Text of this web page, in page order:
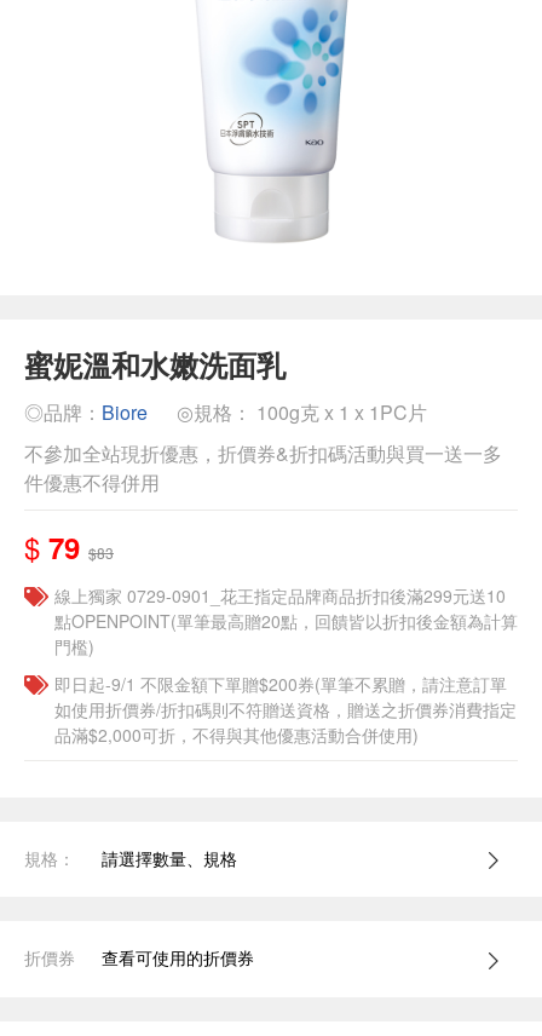
蜜妮溫和水嫩洗面乳
◎品牌： Biore
◎規格： 100g克 x 1 x 1PC片
不參加全站現折優惠，折價券&折扣碼活動與買一送一多
件優惠不得併用
$ 79 $83
線上獨家 0729-0901_花王指定品牌商品折扣後滿299元送10
點OPENPOINT(單筆最高贈20點，回饋皆以折扣後金額為計算
門檻)
即日起-9/1 不限金額下單贈$200券(單筆不累贈，請注意訂單
如使用折價券/折扣碼則不符贈送資格，贈送之折價券消費指定
品滿$2,000可折，不得與其他優惠活動合併使用)
規格： 請選擇數量、規格
折價券 查看可使用的折價券